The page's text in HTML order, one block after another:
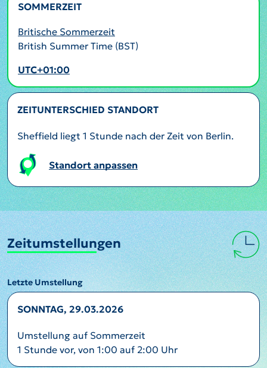
SOMMERZEIT
Britische Sommerzeit
British Summer Time (BST)
UTC+01:00
ZEITUNTERSCHIED STANDORT
Sheffield liegt 1 Stunde nach der Zeit von Berlin.
Standort anpassen
Zeitumstellungen
Letzte Umstellung
SONNTAG, 29.03.2026
Umstellung auf Sommerzeit
1 Stunde vor, von 1:00 auf 2:00 Uhr